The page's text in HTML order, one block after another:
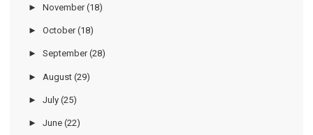
► November (18)
► October (18)
► September (28)
► August (29)
► July (25)
► June (22)